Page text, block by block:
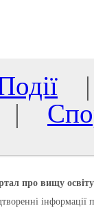
|
про вищу
інформації